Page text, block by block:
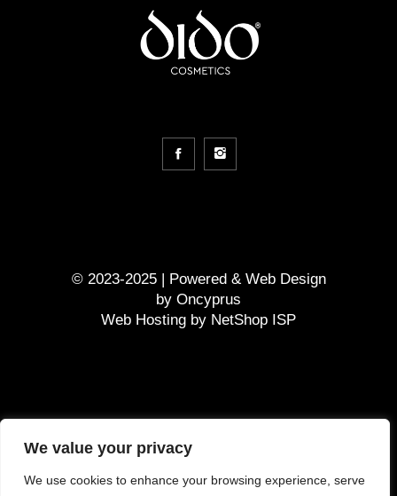
We value your privacy
We use cookies to enhance your browsing experience, serve
© 2023-2025 | Powered & Web Design
by Oncyprus
Web Hosting by NetShop ISP
Terms and Conditions
Τρόπος πληρωμής